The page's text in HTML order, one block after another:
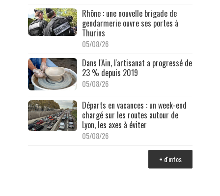
Rhône : une nouvelle brigade de
gendarmerie ouvre ses portes à
Thurins
05/08/26
Dans l'Ain, l'artisanat a progressé de
23 % depuis 2019
05/08/26
Départs en vacances : un week-end
chargé sur les routes autour de
Lyon, les axes à éviter
05/08/26
+ d'infos